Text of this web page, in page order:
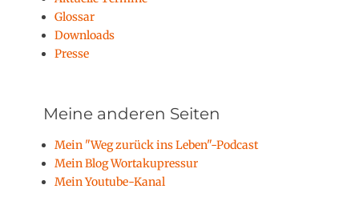
Glossar
Downloads
Presse
Meine anderen Seiten
Mein "Weg zurück ins Leben"-Podcast
Mein Blog Wortakupressur
Mein Youtube-Kanal